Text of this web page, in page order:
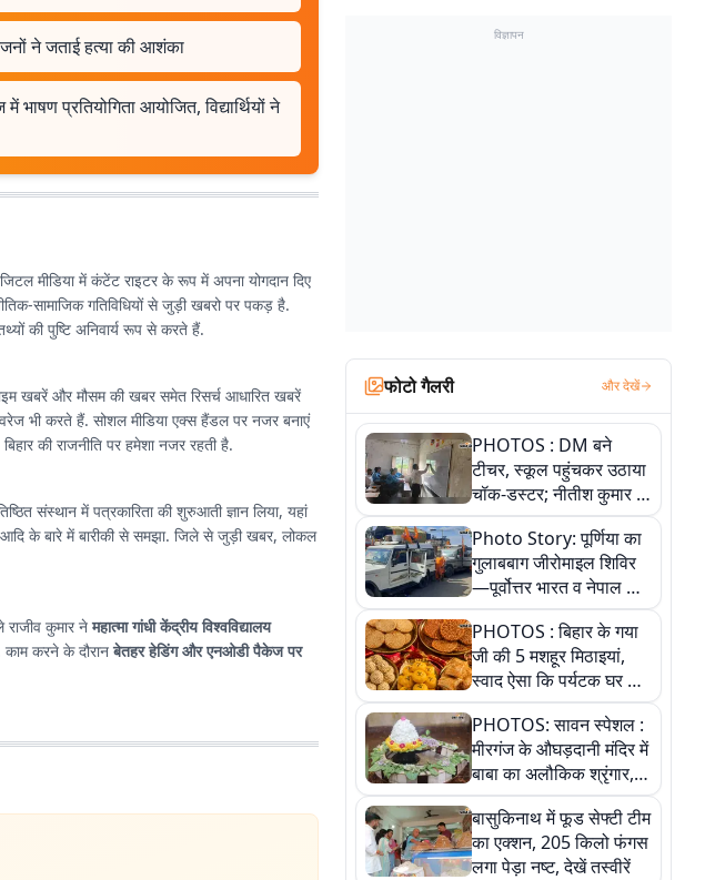
ने जताई हत्या की आशंका
प्रतियोगिता आयोजित, विद्यार्थियों ने
मीडिया में कंटेंट राइटर के रूप में अपना योगदान दिए
सामाजिक गतिविधियों से जुड़ी खबरो पर पकड़ है.
की पुष्टि अनिवार्य रूप से करते हैं.
खबरें और मौसम की खबर समेत रिसर्च आधारित खबरें
भी करते हैं. सोशल मीडिया एक्स हैंडल पर नजर बनाएं
की राजनीति पर हमेशा नजर रहती है.
संस्थान में पत्रकारिता की शुरुआती ज्ञान लिया, यहां
से समझा. जिले से जुड़ी खबर, लोकल
राजीव कुमार नेमहात्मा गांधी केंद्रीय विश्वविद्यालय
काम करने के दौरानबेतहर हेडिंग और एनओडी पैकेज पर
विज्ञापन
फोटो गैलरी और देखें
PHOTOS : DM बने
टीचर, स्कूल पहुंचकर उठाया
चॉक-डस्टर; नीतीश कुमार के
इस चहेते अधिकारी को
जानिए
Photo Story: पूर्णिया का
गुलाबबाग जीरोमाइल शिविर
—पूर्वोत्तर भारत व नेपाल के
कांवरियों का प्रमुख सेवा धाम
PHOTOS : बिहार के गया
जी की 5 मशहूर मिठाइयां,
स्वाद ऐसा कि पर्यटक घर ले
जाना नहीं भूलते, तस्वीरों में
देखें
PHOTOS: सावन स्पेशल :
मीरगंज के औघड़दानी मंदिर में
बाबा का अलौकिक श्रृंगार,
तस्वीरों में देखें महादेव के कई
मनमोहक स्वरूप
बासुकिनाथ में फूड सेफ्टी टीम
का एक्शन, 205 किलो फंगस
लगा पेड़ा नष्ट, देखें तस्वीरें